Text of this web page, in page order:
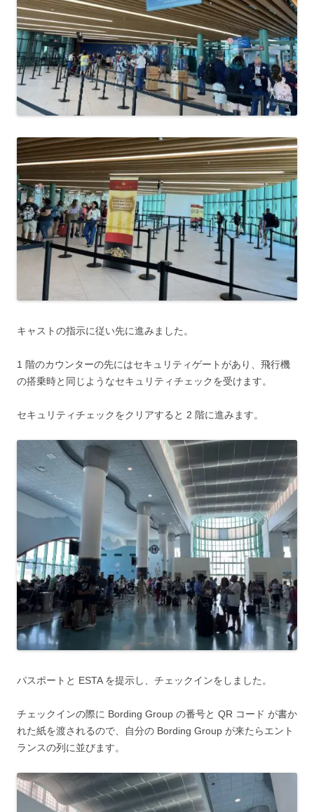
キャストの指示に従い先に進みました。
1 階のカウンターの先にはセキュリティゲートがあり、飛行機
の搭乗時と同じようなセキュリティチェックを受けます。
セキュリティチェックをクリアすると 2 階に進みます。
パスポートと ESTA を提示し、チェックインをしました。
チェックインの際に Bording Group の番号と QR コード が書か
れた紙を渡されるので、自分の Bording Group が来たらエント
ランスの列に並びます。